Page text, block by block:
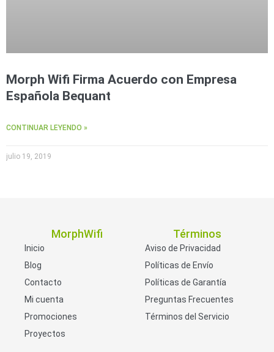
Morph Wifi Firma Acuerdo con Empresa
Española Bequant
CONTINUAR LEYENDO »
julio 19, 2019
MorphWifi
Inicio
Blog
Contacto
Mi cuenta
Promociones
Proyectos
Términos
Aviso de Privacidad
Políticas de Envío
Políticas de Garantía
Preguntas Frecuentes
Términos del Servicio